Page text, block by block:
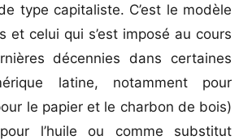
type capitaliste. C’est le modèle
et celui qui s’est imposé au cours
décennies dans certaines
latine, notamment pour
le papier et le charbon de bois)
l’huile ou comme substitut